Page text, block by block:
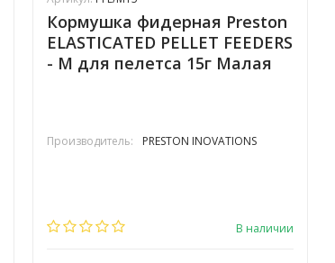
Кормушка фидерная Preston
ELASTICATED PELLET FEEDERS
- M для пелетса 15г Малая
Производитель: PRESTON INOVATIONS
В наличии